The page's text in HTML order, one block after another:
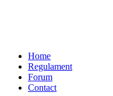
Home
Regulament
Forum
Contact